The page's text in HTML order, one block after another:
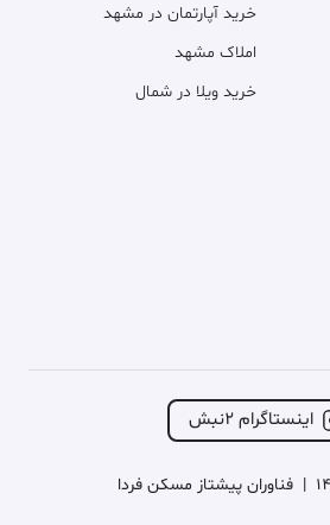
خرید آپارتمان در مشهد
املاک مشهد
خرید ویلا در شمال
اینستاگرام ۲نبش
| فناوران پیشتاز مسکن فردا